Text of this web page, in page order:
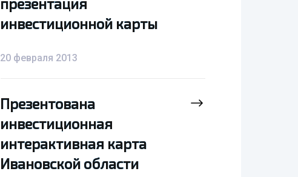
инвестиционной карты
20 февраля 2013
Презентована
инвестиционная
интерактивная карта
Ивановской области
инвестиционной карты
Презентована
инвестиционная
интерактивная карта
Ивановской области